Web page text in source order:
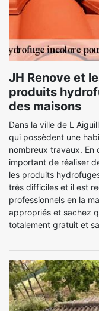
JH Renove et
produits
des maisons
Dans la ville de L
qui possèdent une
nombreux travaux. En
important de réaliser
les produits
très difficiles et il est
professionnels en la
appropriés et sachez
totalement gratuit et